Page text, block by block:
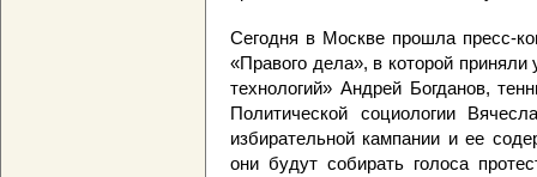
Сегодня в Москве прошла пресс-
«Правого дела», в которой
технологий» Андрей Богданов,
Политической социологии
избирательной кампании и ее
они будут собирать голоса